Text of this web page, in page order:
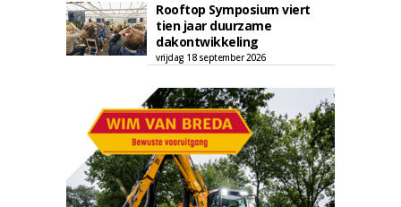
Rooftop Symposium viert
tien jaar duurzame
dakontwikkeling
vrijdag 18 september 2026